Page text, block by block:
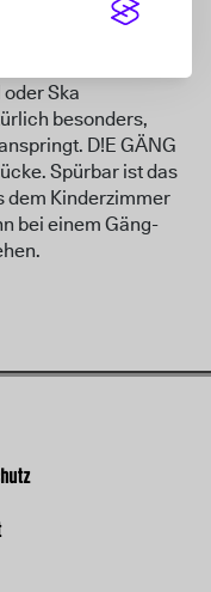
Ska
besonders,
D!E GÄNG
Spürbar ist das
dem Kinderzimmer
bei einem Gäng-